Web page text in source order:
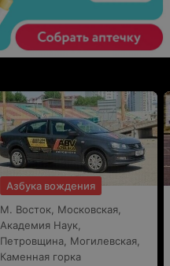
Азбука вождения
М. Восток, Московская,
Академия Наук,
Петровщина, Могилевская,
Каменная горка